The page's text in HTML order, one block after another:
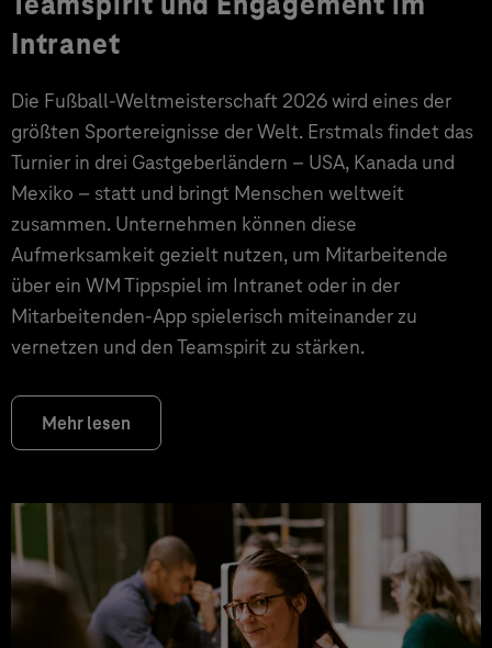
Intranet
Die Fußball-Weltmeisterschaft 2026 wird eines der
größten Sportereignisse der Welt. Erstmals findet das
Turnier in drei Gastgeberländern – USA, Kanada und
Mexiko – statt und bringt Menschen weltweit
zusammen. Unternehmen können diese
Aufmerksamkeit gezielt nutzen, um Mitarbeitende
über ein WM Tippspiel im Intranet oder in der
Mitarbeitenden-App spielerisch miteinander zu
vernetzen und den Teamspirit zu stärken.
Mehr lesen